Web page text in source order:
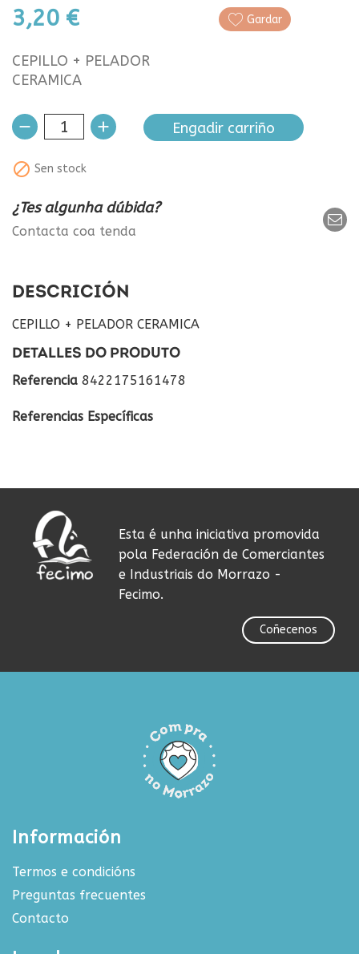
3,20 € Gardar
CEPILLO + PELADOR
CERAMICA
Engadir carriño
 Sen stock
¿Tes algunha dúbida?
Contacta coa tenda
DESCRICIÓN
CEPILLO + PELADOR CERAMICA
DETALLES DO PRODUTO
Referencia 8422175161478
Referencias Específicas
Esta é unha iniciativa promovida
pola Federación de Comerciantes
e Industriais do Morrazo -
Fecimo.
Coñecenos
Información
Termos e condicións
Preguntas frecuentes
Contacto